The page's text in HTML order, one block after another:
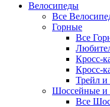
Велосипеды
Все
Горные
Все
Кросс-
Кросс-
Трейл и
Шоссейные и
Все